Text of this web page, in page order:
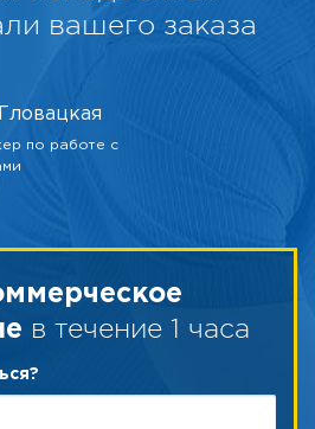
вашего заказа
по работе с
в течение 1 часа